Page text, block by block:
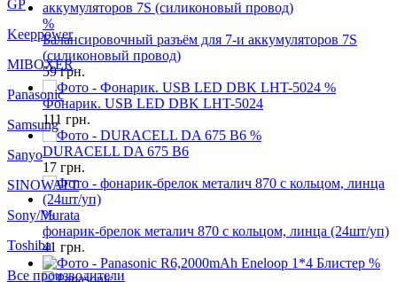
%
Балансировочный разъём для 7-и аккумуляторов 7S
(силиконовый провод)
59грн.
Фонарик. USB LED DBK LHT-5024
111грн.
DURACELL DA 675 B6
17грн.
%
фонарик-брелок металич 870 с кольцом, линца (24шт/уп)
41грн.
MIBOXER
Panasonic
Samsung
SINOWATT
Sony/Murata
Toshiba
Все производители
Будьте в курсе!
Новости, обзоры и акции